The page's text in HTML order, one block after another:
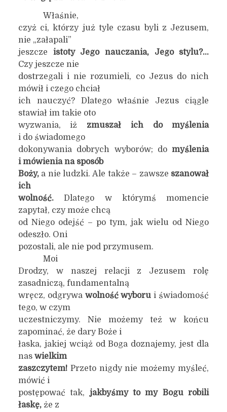
Właśnie,
czyż ci, którzy już tyle czasu byli z Jezusem,
nie „załapali”
jeszcze istoty Jego nauczania, Jego stylu?…
Czy jeszcze nie
dostrzegali i nie rozumieli, co Jezus do nich
mówił i czego chciał
ich nauczyć? Dlatego właśnie Jezus ciągle
stawiał im takie oto
wyzwania, iż zmuszał ich do myślenia
i do świadomego
dokonywania dobrych wyborów; domyślenia
i mówienia na sposób
Boży,a nie ludzki. Ale także – zawsze szanował
ich
wolność.Dlatego w którymś momencie
zapytał, czy może chcą
od Niego odejść – po tym, jak wielu od Niego
odeszło. Oni
pozostali, ale nie pod przymusem.
Moi
Drodzy, w naszej relacji z Jezusem rolę
zasadniczą, fundamentalną
wręcz, odgrywa wolność wyboru i świadomość
tego, w czym
uczestniczymy. Nie możemy też w końcu
zapominać, że dary Boże i
łaska, jakiej wciąż od Boga doznajemy, jest dla
nas wielkim
zaszczytem!Przeto nigdy nie możemy myśleć,
mówić i
postępować tak, jakbyśmy to my Bogu robili
łaskę,że z